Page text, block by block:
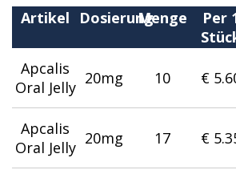
Artikel DosierungMenge
Per
Apcalis
Oral Jelly 20mg 10 €
Apcalis
Oral Jelly 20mg 17 €